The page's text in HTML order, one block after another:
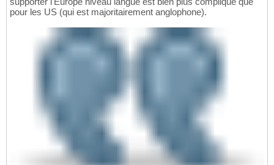
pour les US (qui est majoritairement anglophone).